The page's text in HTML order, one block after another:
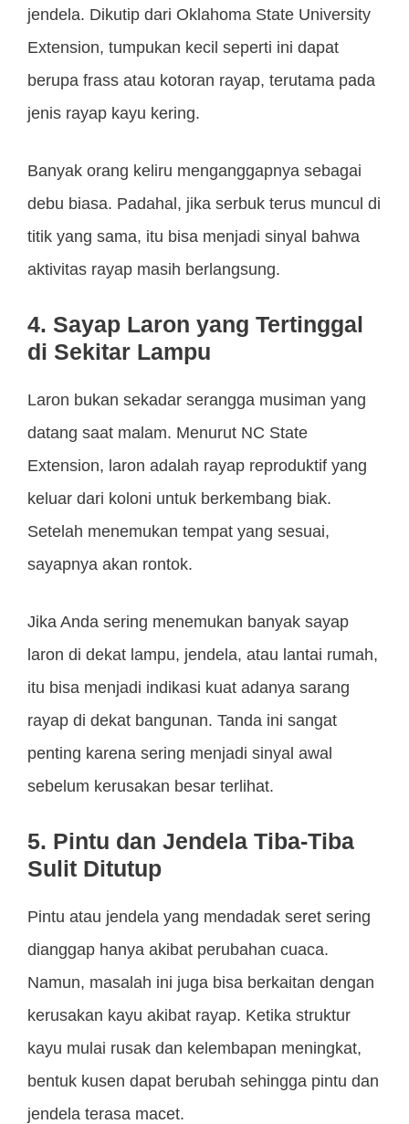
jendela. Dikutip dari Oklahoma State University
Extension, tumpukan kecil seperti ini dapat
berupa frass atau kotoran rayap, terutama pada
jenis rayap kayu kering.
Banyak orang keliru menganggapnya sebagai
debu biasa. Padahal, jika serbuk terus muncul di
titik yang sama, itu bisa menjadi sinyal bahwa
aktivitas rayap masih berlangsung.
4. Sayap Laron yang Tertinggal
di Sekitar Lampu
Laron bukan sekadar serangga musiman yang
datang saat malam. Menurut NC State
Extension, laron adalah rayap reproduktif yang
keluar dari koloni untuk berkembang biak.
Setelah menemukan tempat yang sesuai,
sayapnya akan rontok.
Jika Anda sering menemukan banyak sayap
laron di dekat lampu, jendela, atau lantai rumah,
itu bisa menjadi indikasi kuat adanya sarang
rayap di dekat bangunan. Tanda ini sangat
penting karena sering menjadi sinyal awal
sebelum kerusakan besar terlihat.
5. Pintu dan Jendela Tiba-Tiba
Sulit Ditutup
Pintu atau jendela yang mendadak seret sering
dianggap hanya akibat perubahan cuaca.
Namun, masalah ini juga bisa berkaitan dengan
kerusakan kayu akibat rayap. Ketika struktur
kayu mulai rusak dan kelembapan meningkat,
bentuk kusen dapat berubah sehingga pintu dan
jendela terasa macet.